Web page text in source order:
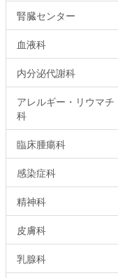
腎臓センター
血液科
内分泌代謝科
アレルギー・リウマチ
科
臨床腫瘍科
感染症科
精神科
皮膚科
乳腺科